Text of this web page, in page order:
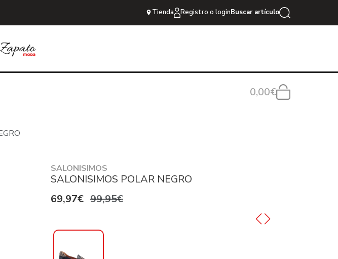
Tienda Registro o loginBuscar artículo
0,00€
SALONISIMOS
SALONISIMOS POLAR NEGRO
69,97€ 99,95€